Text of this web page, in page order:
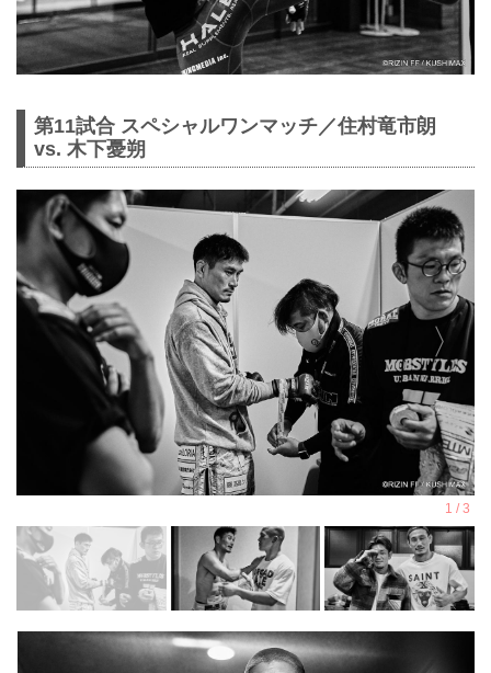
第11試合 スペシャルワンマッチ／住村竜市朗
vs. 木下憂朔